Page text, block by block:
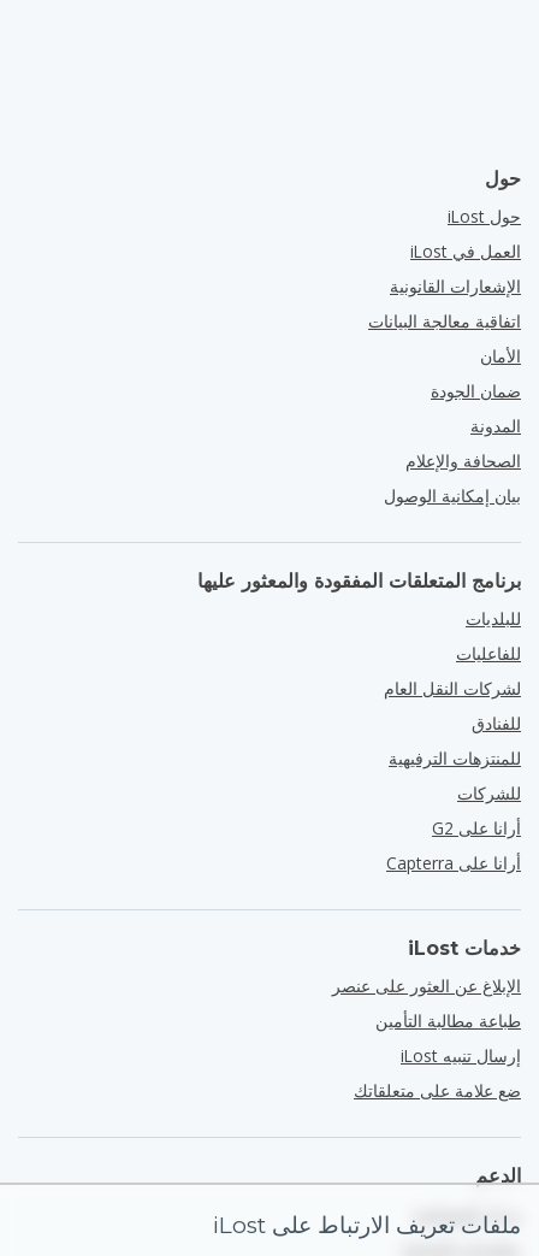
حول
حول iLost
العمل في iLost
الإشعارات القانونية
اتفاقية معالجة البيانات
الأمان
ضمان الجودة
المدونة
الصحافة والإعلام
بيان إمكانية الوصول
برنامج المتعلقات المفقودة والمعثور عليها
للبلديات
للفاعليات
لشركات النقل العام
للفنادق
للمنتزهات الترفيهية
للشركات
أرانا على G2
أرانا على Capterra
خدمات iLost
الإبلاغ عن العثور على عنصر
طباعة مطالبة التأمين
إرسال تنبيه iLost
ضع علامة على متعلقاتك
الدعم
مركز المساعدة
ملفات تعريف الارتباط على iLost